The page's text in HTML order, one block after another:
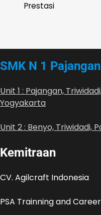
Prestasi
SMK N 1 Pajangan
Unit 1 : Pajangan,
Yogyakarta
Unit 2 : Benyo, Triwidadi,
Kemitraan
CV. Agilcraft Indonesia
PSA Trainning and